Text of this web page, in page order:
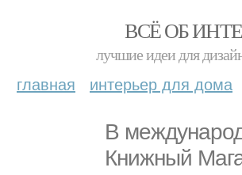
ВСЁ ОБ
лучшие идеи для
главная интерьер для дома
В
Книжный